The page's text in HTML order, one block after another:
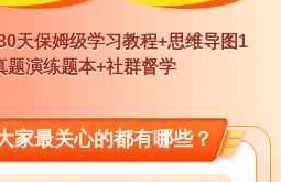
天保姆级学习教程+思维导图1
题演练题本+社群督学
家最关心的都有哪些？